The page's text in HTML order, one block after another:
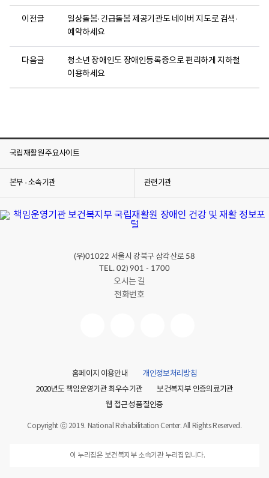
이전글
일상돌봄·긴급돌봄 제공기관도 네이버 지도로 검색·
예약하세요
다음글
청소년 장애인도 장애인등록증으로 편리하게 지하철
이용하세요
국립재활원 주요사이트
본부 · 소속기관 관련기관
(우)01022 서울시 강북구 삼각산로 58
TEL. 02) 901 - 1700
오시는 길
전화번호
홈페이지 이용안내
개인정보처리방침
2020년도 책임운영기관 최우수기관
보건복지부 인증의료기관
웹 접근성 품질인증
Copyright ⓒ 2019. National Rehabilitation Center. All Rights Reserved.
이 누리집은 보건복지부 소속기관 누리집입니다.